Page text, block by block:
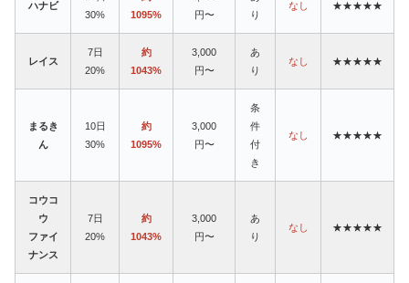
ハナビ
30%
1095%
円〜
り
なし ★★★★★
レイス
7日
20%
約
1043%
3,000
円〜
あ
り
なし ★★★★★
まるき
ん
10日
30%
約
1095%
3,000
円〜
条
件
付
き
なし ★★★★★
コウコ
ウ
ファイ
ナンス
7日
20%
約
1043%
3,000
円〜
あ
り
なし ★★★★★